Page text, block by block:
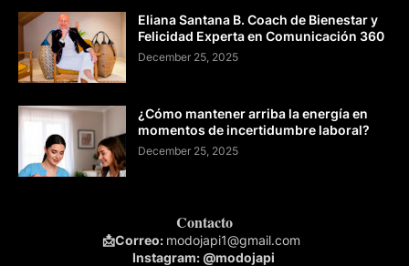
Eliana Santana B. Coach de Bienestar y
Felicidad Experta en Comunicación 360
December 25, 2025
¿Cómo mantener arriba la energía en
momentos de incertidumbre laboral?
December 25, 2025
Contacto
📩Correo: modojapi1@gmail.com
Instagram:@modojapi